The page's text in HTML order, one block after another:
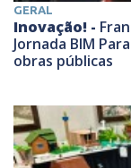
GERAL
Inovação! -
Jornada BIM
obras públicas